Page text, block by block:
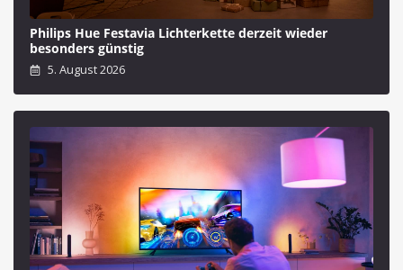
Philips Hue Festavia Lichterkette derzeit wieder
besonders günstig
5. August 2026